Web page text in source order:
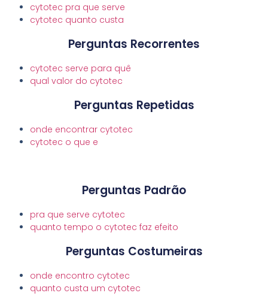
cytotec pra que serve
cytotec quanto custa
Perguntas Recorrentes
cytotec serve para quê
qual valor do cytotec
Perguntas Repetidas
onde encontrar cytotec
cytotec o que e
Perguntas Padrão
pra que serve cytotec
quanto tempo o cytotec faz efeito
Perguntas Costumeiras
onde encontro cytotec
quanto custa um cytotec